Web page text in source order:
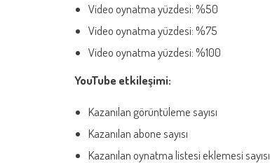
Video oynatma yüzdesi: %50
Video oynatma yüzdesi: %75
Video oynatma yüzdesi: %100
YouTube etkileşimi:
Kazanılan görüntüleme sayısı
Kazanılan abone sayısı
Kazanılan oynatma listesi eklemesi sayısı